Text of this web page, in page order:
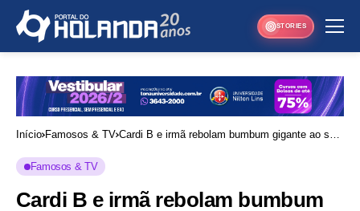
STORIES
Início Famosos & TV Cardi B e irmã rebolam bumbum gigante ao som
Famosos & TV
Cardi B e irmã rebolam bumbum